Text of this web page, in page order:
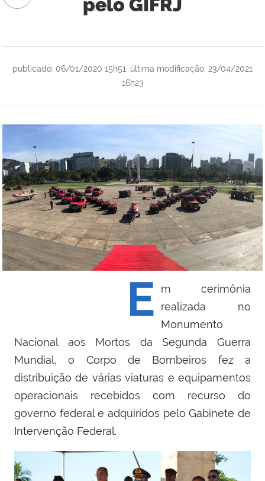
publicado: 06/01/2020 15h51 última modificação: 23/04/2021
16h23
E
m cerimônia
realizada no
Monumento
Nacional aos Mortos da Segunda Guerra
Mundial, o Corpo de Bombeiros fez a
distribuição de várias viaturas e equipamentos
operacionais recebidos com recurso do
governo federal e adquiridos pelo Gabinete de
Intervenção Federal.